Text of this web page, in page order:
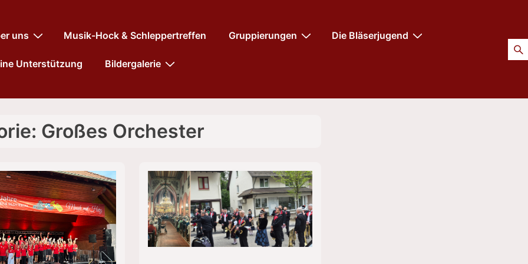
uns Musik-Hock & Schleppertreffen Gruppierungen Die Bläserjugend
Unterstützung Bildergalerie
Großes Orchester